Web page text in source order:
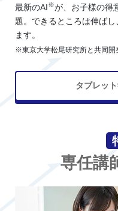
最新のAI※が、お子様の得
題。できるところは伸ば
ます。
※東京大学松尾研究所と共同開
タブレッ
専任講